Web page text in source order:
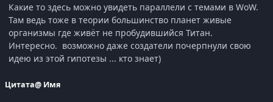
Какие то здесь можно увидеть параллели с темами в WoW.
Там ведь тоже в теории большинство планет живые
организмы где живёт не пробудившийся Титан.
Интересно. возможно даже создатели почерпнули свою
идею из этой гипотезы ... кто знает)
Цитата@ Имя